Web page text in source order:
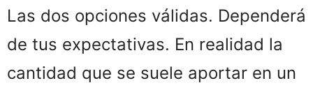
Las dos opciones válidas. Dependerá
de tus expectativas. En realidad la
cantidad que se suele aportar en un